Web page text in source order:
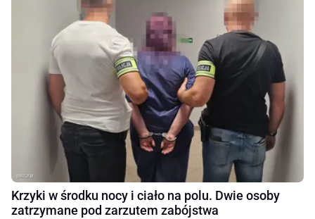
Krzyki w środku nocy i ciało na polu. Dwie osoby
zatrzymane pod zarzutem zabójstwa